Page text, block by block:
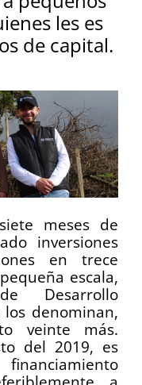
les es
de capital.
meses de
inversiones
en trece
escala,
Desarrollo
denominan,
veinte más.
del 2019, es